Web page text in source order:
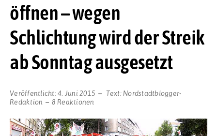
öffnen – wegen
Schlichtung wird der Streik
ab Sonntag ausgesetzt
Veröffentlicht:4. Juni 2015 Text: Nordstadtblogger-
Redaktion
8 Reaktionen